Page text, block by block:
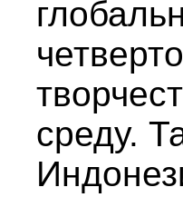
среду.